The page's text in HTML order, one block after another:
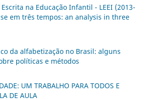
na Educação Infantil - LEEI (2013-
em três tempos: an analysis in three
da alfabetização no Brasil: alguns
políticas e métodos
UM TRABALHO PARA TODOS E
DE AULA